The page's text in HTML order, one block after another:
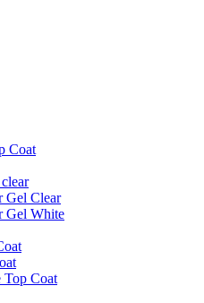
Coat
Gel Clear
Gel White
Top Coat